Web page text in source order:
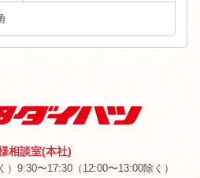
相談室(本社)
9:30〜17:30（12:00〜13:00除く）